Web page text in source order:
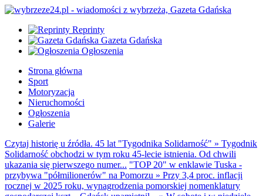
Reprinty
Gazeta Gdańska
Ogłoszenia
Strona główna
Sport
Motoryzacja
Nieruchomości
Ogłoszenia
Galerie
Czytaj historię u źródła. 45 lat "Tygodnika Solidarność" » Tygodnik
Solidarność obchodzi w tym roku 45-lecie istnienia. Od chwili
ukazania się pierwszego numer... "TOP 20" w enklawie Tuska -
przybywa "półmilionerów" na Pomorzu » Przy 3,4 proc. inflacji
rocznej w 2025 roku, wynagrodzenia pomorskiej nomenklatury